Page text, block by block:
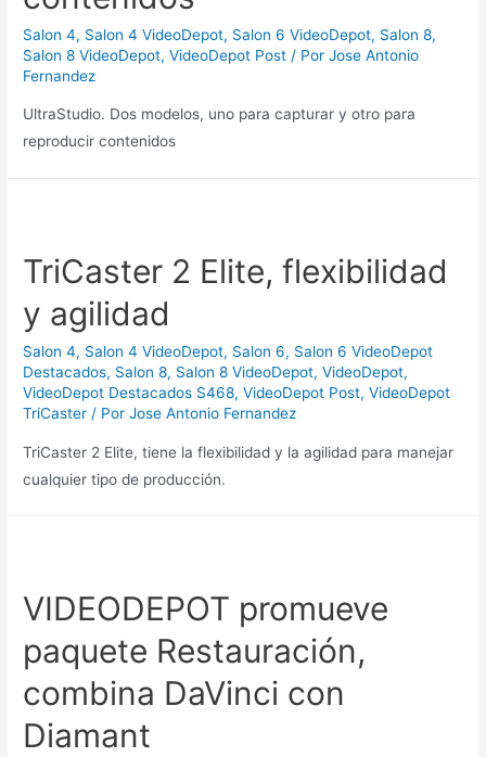
Salon 4, Salon 4 VideoDepot, Salon 6 VideoDepot, Salon 8,
Salon 8 VideoDepot,VideoDepot Post / PorJose Antonio
Fernandez
UltraStudio. Dos modelos, uno para capturar y otro para
reproducir contenidos
TriCaster 2 Elite, flexibilidad
y agilidad
Salon 4, Salon 4 VideoDepot, Salon 6, Salon 6 VideoDepot
Destacados, Salon 8, Salon 8 VideoDepot,VideoDepot,
VideoDepot Destacados S468,VideoDepot Post,VideoDepot
TriCaster / PorJose Antonio Fernandez
TriCaster 2 Elite, tiene la flexibilidad y la agilidad para manejar
cualquier tipo de producción.
VIDEODEPOT promueve
paquete Restauración,
combina DaVinci con
Diamant